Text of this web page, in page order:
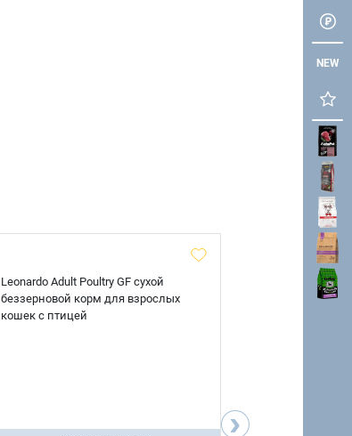
NEW
Leonardo Adult Poultry GF сухой
беззерновой корм для взрослых
кошек с птицей
AlphaPet
взрослых собак
›